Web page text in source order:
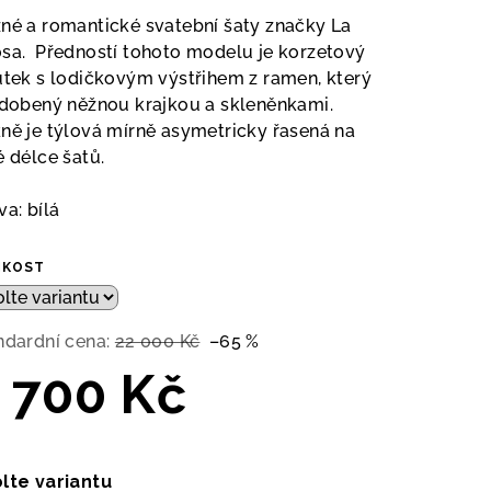
a romantické svatební šaty značky La
Předností tohoto modelu je korzetový
s lodičkovým výstřihem z ramen, který
něžnou krajkou a skleněnkami.
je týlová mírně asymetricky řasená na
délce šatů.
bílá
cena: 22 000 Kč –65 %
700 Kč
variantu